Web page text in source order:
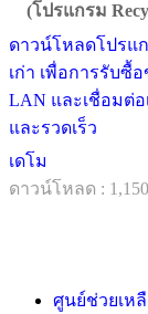
(โปรแกรม
ดาวน์โหลดโปรแ
เก่า เพื่อการรับซื้
LAN และเชื่อมต่อ
และรวดเร็ว
เดโม
ดาวน์โหลด : 1,150
ศูนย์ช่วยเห